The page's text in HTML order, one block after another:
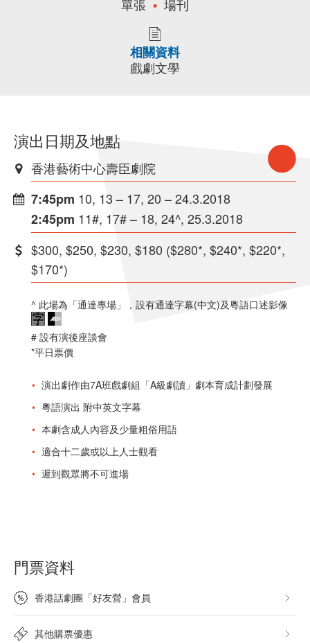
單張
場刊
相關資料
戲劇文學
演出日期及地點
香港藝術中心壽臣劇院
7:45pm 10, 13 – 17, 20 – 24.3.2018
2:45pm 11#, 17# – 18, 24^, 25.3.2018
$300, $250, $230, $180 ($280*, $240*, $220*,
$170*)
^ 此場為「通達專場」，設有通達字幕(中文)及粵語口述影像
# 設有演後座談會
*平日票價
演出劇作由7A班戲劇組「A級劇讀」劇本育成計劃發展
粵語演出 附中英文字幕
本劇含成人內容及少量粗俗用語
適合十二歲或以上人士觀看
遲到觀眾將不可進場
門票資料
香港話劇團「好友營」會員
其他購票優惠